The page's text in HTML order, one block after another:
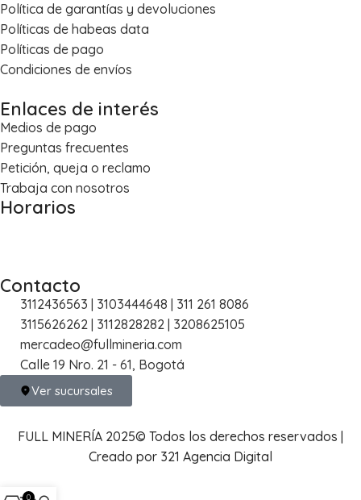
Política de garantías y devoluciones
Políticas de habeas data
Políticas de pago
Condiciones de envíos
Enlaces de interés
Medios de pago
Preguntas frecuentes
Petición, queja o reclamo
Trabaja con nosotros
Horarios
Contacto
3112436563 | 3103444648 | 311 261 8086
3115626262 | 3112828282 | 3208625105
mercadeo@fullmineria.com
Calle 19 Nro. 21 - 61, Bogotá
Ver sucursales
FULL MINERÍA 2025© Todos los derechos reservados |
Creado por 321 Agencia Digital
0